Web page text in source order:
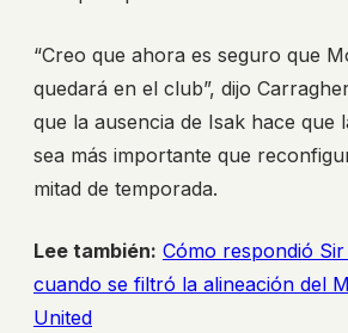
“Creo que ahora es seguro que
quedará en el club”, dijo
que la ausencia de Isak hace que
sea más importante que
mitad de temporada.
Lee también: Cómo respondió
cuando se filtró la alineación del
United